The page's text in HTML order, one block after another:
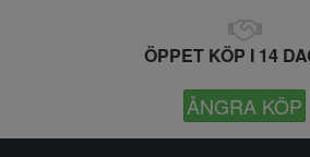
ÖPPET KÖP I 14
ÅNGRA KÖP